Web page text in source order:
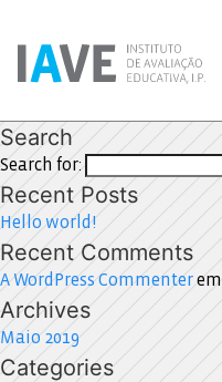
Search
Search for:
Recent Posts
Hello world!
Recent Comments
A WordPress Commenterem
Archives
Maio 2019
Categories